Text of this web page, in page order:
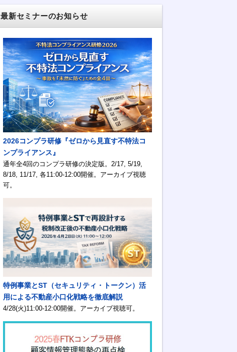
最新セミナーのお知らせ
2026コンプラ研修『ゼロから見直す不特法コ
ンプライアンス』
通年全4回のコンプラ研修の決定版。2/17, 5/19,
8/18, 11/17, 各11:00-12:00開催。アーカイブ視聴
可。
特例事業とST（セキュリティ・トークン）活
用による不動産小口化戦略を徹底解説
4/28(火)11:00-12:00開催。アーカイブ視聴可。